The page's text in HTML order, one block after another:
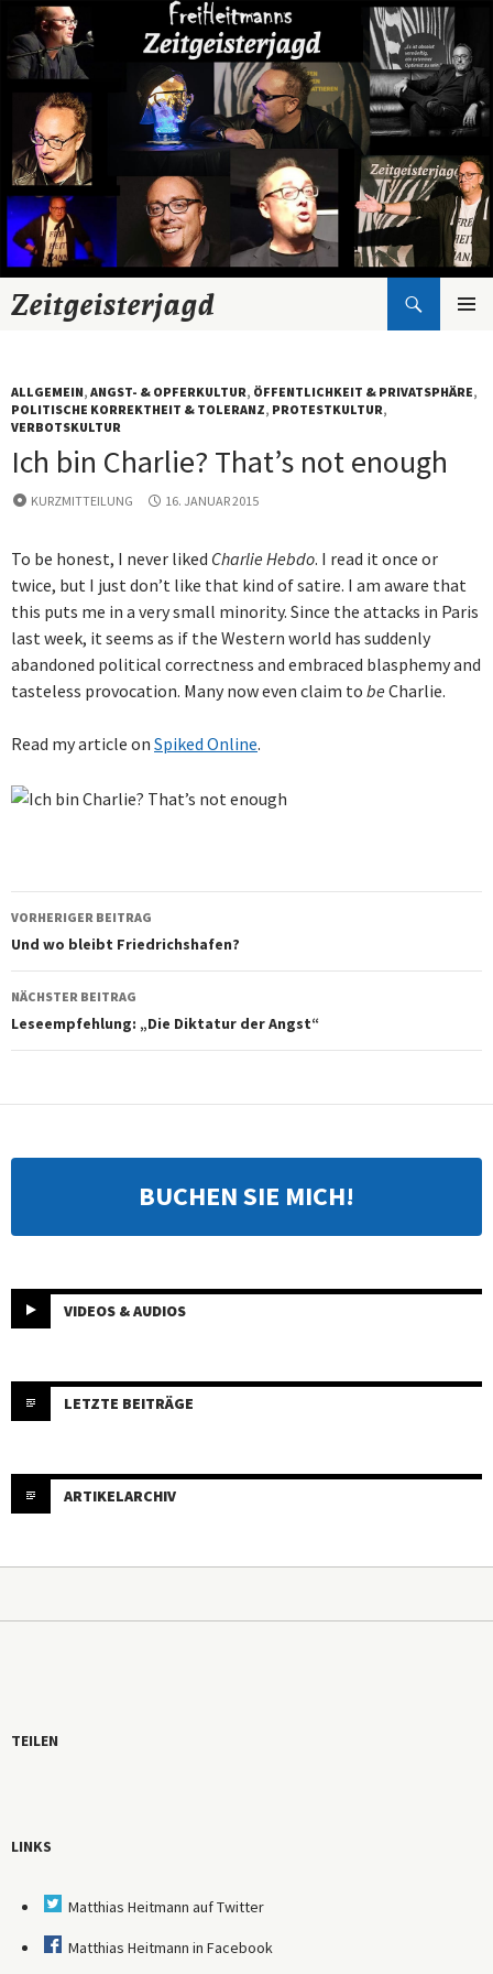
Zeitgeisterjagd
Suchen
Zum
ALLGEMEIN, ANGST- & OPFERKULTUR, ÖFFENTLICHKEIT & PRIVATSPHÄRE,
POLITISCHE KORREKTHEIT & TOLERANZ, PROTESTKULTUR,
VERBOTSKULTUR
Ich bin Charlie? That’s not enough
KURZMITTEILUNG 16. JANUAR 2015
To be honest, I never liked Charlie Hebdo. I read it once or
twice, but I just don’t like that kind of satire. I am aware that
this puts me in a very small minority. Since the attacks in Paris
last week, it seems as if the Western world has suddenly
abandoned political correctness and embraced blasphemy and
tasteless provocation. Many now even claim to be Charlie.
Read my article on Spiked Online.
Beitragsnavigation
VORHERIGER BEITRAG
Und wo bleibt Friedrichshafen?
NÄCHSTER BEITRAG
Leseempfehlung: „Die Diktatur der Angst“
BUCHEN SIE MICH!
VIDEOS & AUDIOS
LETZTE BEITRÄGE
ARTIKELARCHIV
TEILEN
LINKS
Matthias Heitmann auf Twitter
Matthias Heitmann in Facebook